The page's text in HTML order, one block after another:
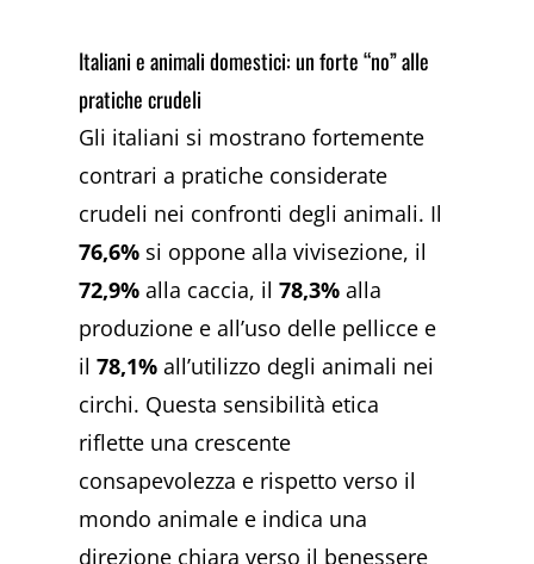
Italiani e animali domestici: un forte “no” alle
pratiche crudeli
Gli italiani si mostrano fortemente
contrari a pratiche considerate
crudeli nei confronti degli animali. Il
76,6% si oppone alla vivisezione, il
72,9% alla caccia, il78,3% alla
produzione e all’uso delle pellicce e
il78,1% all’utilizzo degli animali nei
circhi. Questa sensibilità etica
riflette una crescente
consapevolezza e rispetto verso il
mondo animale e indica una
direzione chiara verso il benessere